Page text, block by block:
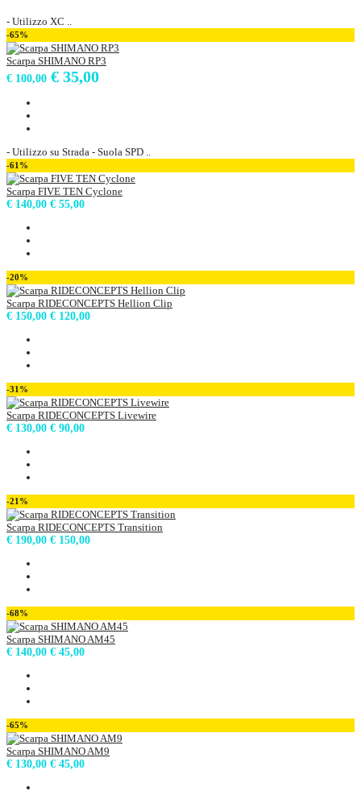
- Utilizzo XC ..
-65%
Scarpa SHIMANO RP3
€ 100,00 € 35,00
- Utilizzo su Strada - Suola SPD ..
-61%
Scarpa FIVE TEN Cyclone
€ 140,00 € 55,00
-20%
Scarpa RIDECONCEPTS Hellion Clip
€ 150,00 € 120,00
-31%
Scarpa RIDECONCEPTS Livewire
€ 130,00 € 90,00
-21%
Scarpa RIDECONCEPTS Transition
€ 190,00 € 150,00
-68%
Scarpa SHIMANO AM45
€ 140,00 € 45,00
-65%
Scarpa SHIMANO AM9
€ 130,00 € 45,00